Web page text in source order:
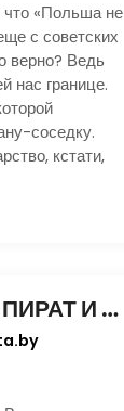
что «Польша не
с советских
верно? Ведь
нас границе.
соседку.
кстати,
ДЖОН ПОЛ ДЖОНС, ПИРАТ И АДМИРАЛ